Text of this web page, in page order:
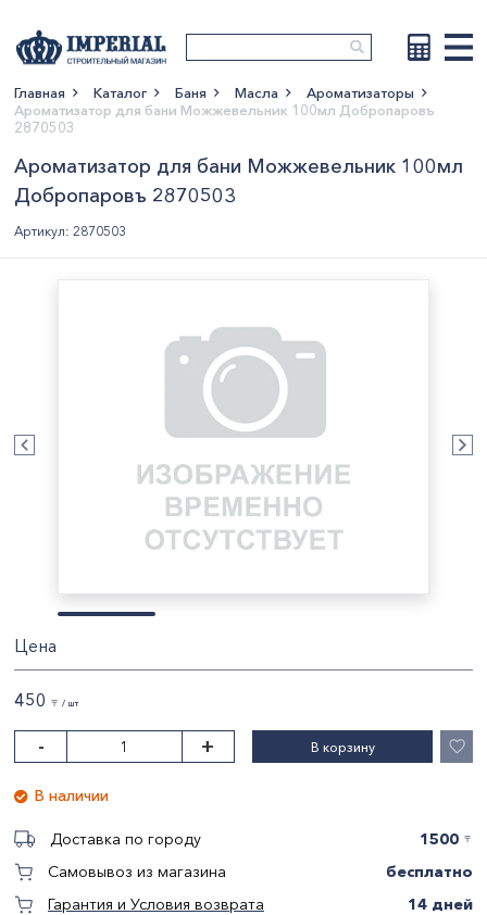
Главная Каталог Баня Масла
Ароматизаторы
Ароматизатор для бани Можжевельник 100мл Добропаровъ
2870503
Ароматизатор для бани Можжевельник 100мл
Добропаровъ 2870503
Артикул: 2870503
Цена
450 〒 / шт
- + В корзину
В наличии
Доставка по городу 1500 〒
Самовывоз из магазина
бесплатно
Гарантия и Условия возврата
14 дней